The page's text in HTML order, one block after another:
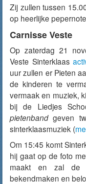
Zij zullen tussen
op heerlijke
Carnisse Veste
Op zaterdag 21
Veste Sinterklaas
uur zullen er Pieten
de kinderen te
vermaak en muziek,
bij de Liedjes
pietenbandgeven
sinterklaasmuziek (
Om 15:45 komt
hij gaat op de foto
maakt en zal de
bekendmaken en